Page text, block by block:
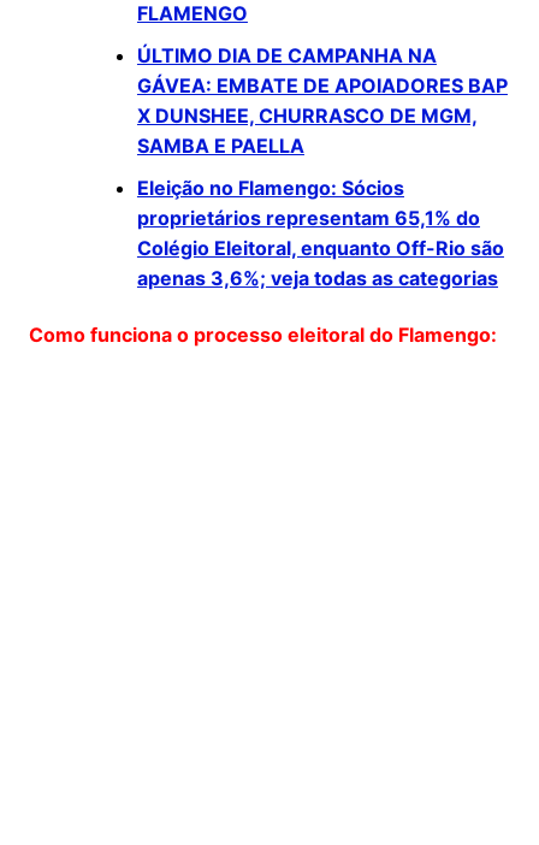
FLAMENGO
ÚLTIMO DIA DE CAMPANHA NA
GÁVEA: EMBATE DE APOIADORES BAP
X DUNSHEE, CHURRASCO DE MGM,
SAMBA E PAELLA
Eleição no Flamengo: Sócios
proprietários representam 65,1% do
Colégio Eleitoral, enquanto Off-Rio são
apenas 3,6%; veja todas as categorias
Como funciona o processo eleitoral do Flamengo: